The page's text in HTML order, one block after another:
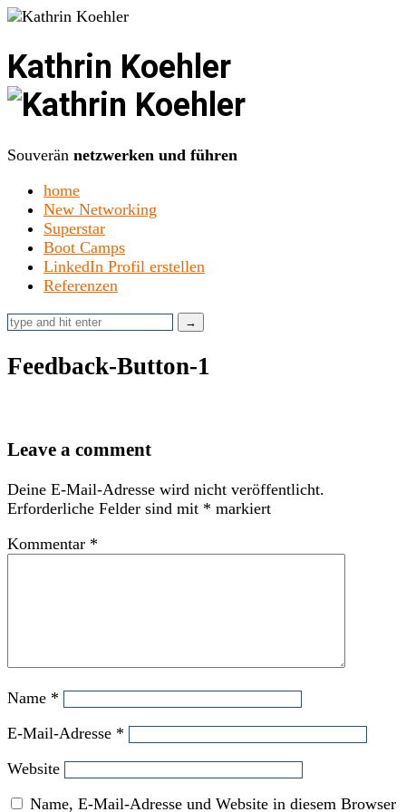
Kathrin Koehler
Souverän netzwerken und führen
home
New Networking
Superstar
Boot Camps
LinkedIn Profil erstellen
Referenzen
Feedback-Button-1
Leave a comment
Deine E-Mail-Adresse wird nicht veröffentlicht.
Erforderliche Felder sind mit * markiert
Kommentar *
Name *
E-Mail-Adresse *
Website
Name, E-Mail-Adresse und Website in diesem Browser